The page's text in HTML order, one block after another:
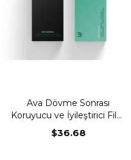
Ava Dövme Sonrası
Koruyucu ve İyileştirici Film
20cm x 1000cm
$36.68